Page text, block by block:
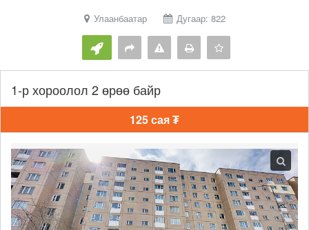
Улаанбаатар Дугаар: 822
1-р хороолол 2 өрөө байр
125 сая ₮